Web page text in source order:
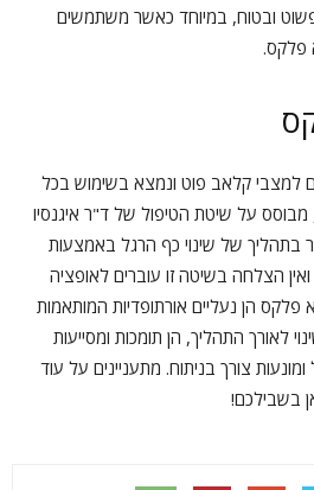
ובטוח, במיוחד כאשר משתמשים
פלקס.
למצבי קלאב פוט ונמצא בשימוש בכל
מבוסס על שיטת הטיפול של ד"ר איגנסיו
בתהליך של שינוי כף הרגל באמצעות
ואין הצלחה בשיטה זו עוברים לאופציה
פלקס הן נעליים אורתופדיות המותאמות
לאורך התהליך, הן תומכות ומסייעות
צורך בניתוח. מתעניינים על עוד
בשבילכם!